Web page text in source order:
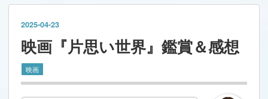
2025-04-23
映画『片思い世界』鑑賞＆感想
映画